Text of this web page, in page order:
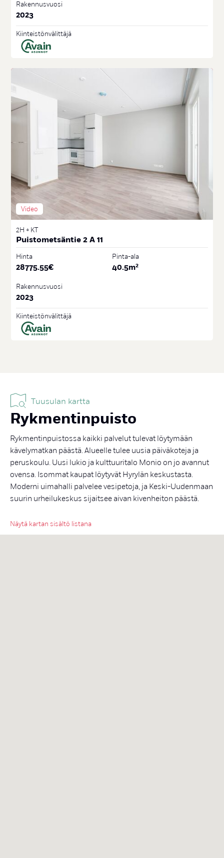
Rakennusvuosi
2023
Kiinteistönvälittäjä
Video
2H + KT
Puistometsäntie 2 A 11
Hinta
28775.55€
Pinta-ala
40.5m2
Rakennusvuosi
2023
Kiinteistönvälittäjä
Tuu­su­lan kart­ta
Ryk­men­tin­puis­to
Rykmentinpuistossa kaikki palvelut tulevat löytymään
kävelymatkan päästä. Alueelle tulee uusia päiväkoteja ja
peruskoulu. Uusi lukio ja kulttuuritalo Monio on jo avannut
ovensa. Isommat kaupat löytyvät Hyrylän keskustasta.
Moderni uimahalli palvelee vesipetoja, ja Keski-Uudenmaan
suurin urheilukeskus sijaitsee aivan kivenheiton päästä.
Näytä kartan sisältö listana